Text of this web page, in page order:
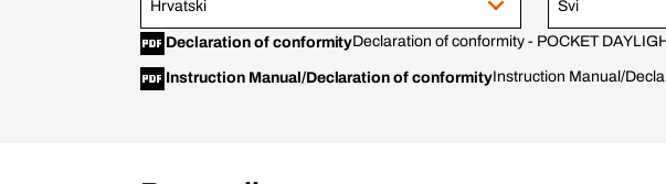
Hrvatski Svi
Declaration of conformityDeclaration of conformity - POCKET
Instruction Manual/Declaration of conformityInstruction Manual/